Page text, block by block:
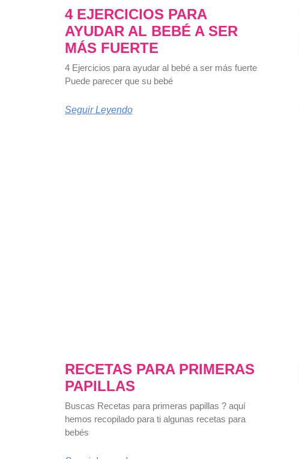
4 EJERCICIOS PARA
AYUDAR AL BEBÉ A SER
MÁS FUERTE
4 Ejercicios para ayudar al bebé a ser más fuerte
Puede parecer que su bebé
Seguir Leyendo
RECETAS PARA PRIMERAS
PAPILLAS
Buscas Recetas para primeras papillas ? aquí
hemos recopilado para ti algunas recetas para
bebés